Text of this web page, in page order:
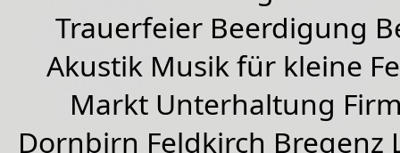
Trauerfeier Beerdigung
Akustik Musik für kleine
Markt Unterhaltung
Dornbirn Feldkirch Bregenz